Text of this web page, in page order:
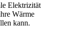
Elektrizität
Wärme
kann.